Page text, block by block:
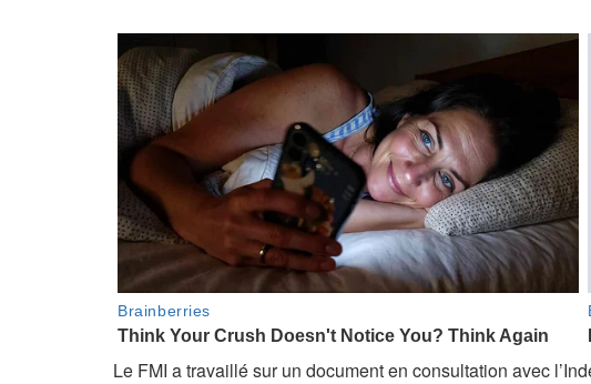
Le FMI a travaillé sur un document en consultation avec